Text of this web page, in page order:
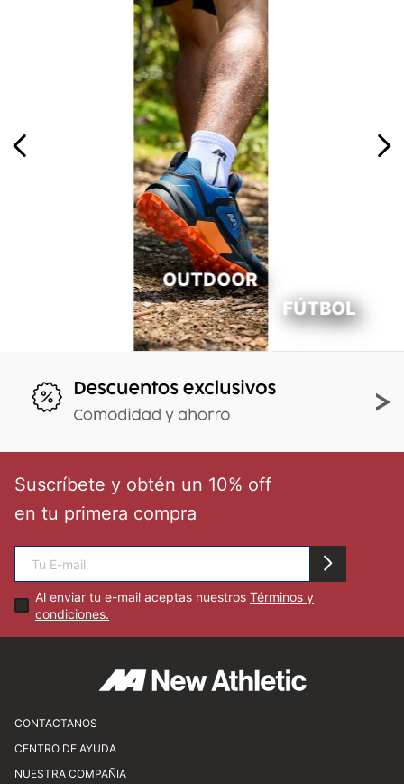
OUTDOOR
FÚTBOL
Suscríbete y obtén un 10% off
en tu primera compra
Al enviar tu e-mail aceptas nuestrosTérminos y
condiciones.
CONTACTANOS
Av. Javier Prado Este 1450, San Isidro
atencionalcliente@newathletic.com.pe
CENTRO DE AYUDA
Preguntas frecuentes
NUESTRA COMPAÑIA